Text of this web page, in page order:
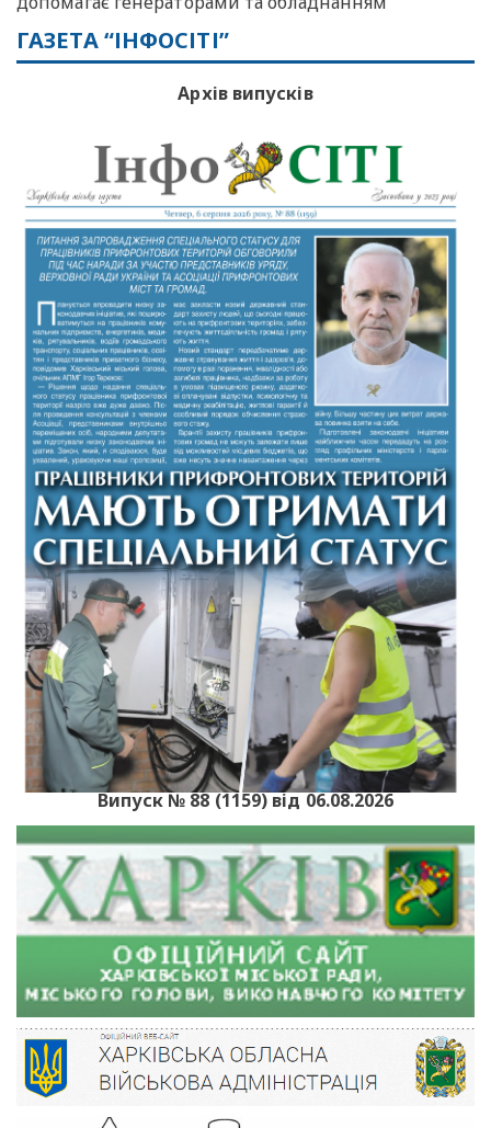
ГАЗЕТА “ІНФОСІТІ”
Архів випусків
Випуск № 88 (1159) від 06.08.2026